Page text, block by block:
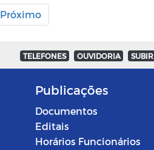
Próximo
TELEFONES OUVIDORIA SUBIR
Publicações
Documentos
Editais
Horários Funcionários